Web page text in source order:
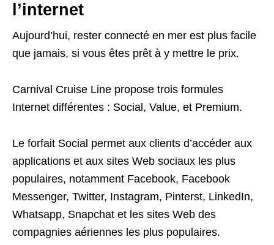
l’internet
Aujourd’hui, rester connecté en mer est plus facile
que jamais, si vous êtes prêt à y mettre le prix.
Carnival Cruise Line propose trois formules
Internet différentes : Social, Value, et Premium.
Le forfait Social permet aux clients d’accéder aux
applications et aux sites Web sociaux les plus
populaires, notamment Facebook, Facebook
Messenger, Twitter, Instagram, Pinterst, LinkedIn,
Whatsapp, Snapchat et les sites Web des
compagnies aériennes les plus populaires.